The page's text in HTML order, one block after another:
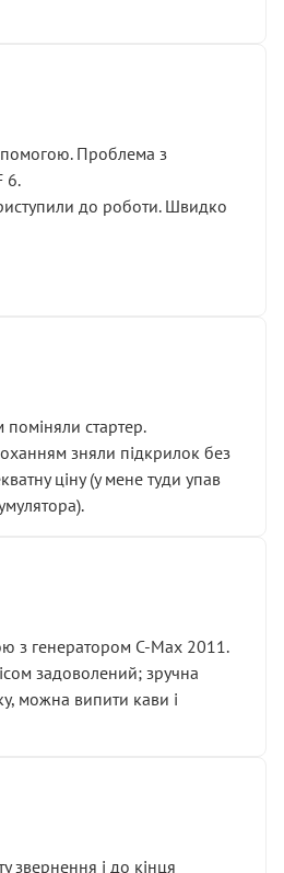
Проблема з
6.
до роботи. Швидко
стартер.
зняли підкрилок без
ціну (у мене туди упав
з генератором C-Max 2011.
задоволений; зручна
можна випити кави і
звернення і до кінця